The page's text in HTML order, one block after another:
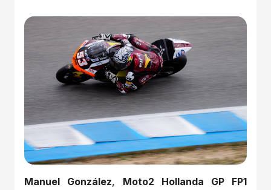
Manuel González, Moto2 Hollanda GP FP1